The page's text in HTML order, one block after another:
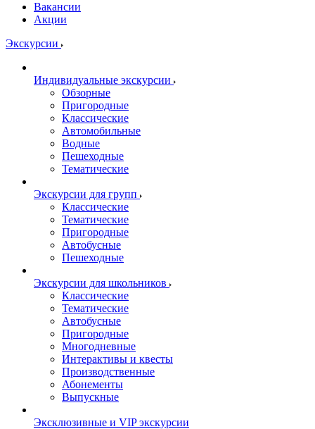
Вакансии
Акции
Экскурсии
Индивидуальные экскурсии
Обзорные
Пригородные
Классические
Автомобильные
Водные
Пешеходные
Тематические
Экскурсии для групп
Классические
Тематические
Пригородные
Автобусные
Пешеходные
Экскурсии для школьников
Классические
Тематические
Автобусные
Пригородные
Многодневные
Интерактивы и квесты
Производственные
Абонементы
Выпускные
Эксклюзивные и VIP экскурсии